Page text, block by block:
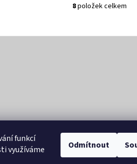
funkcí
využíváme
Odmítnout
O
l
v
k
y
v
8položek celkem